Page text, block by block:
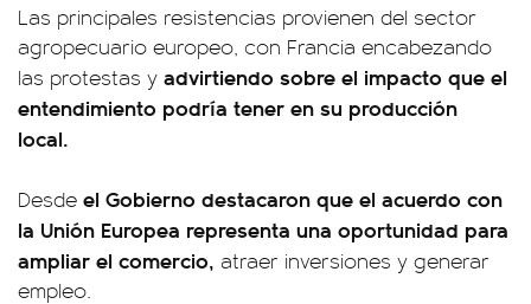
Las principales resistencias provienen del sector
agropecuario europeo, con Francia encabezando
las protestas y advirtiendo sobre el impacto que el
entendimiento podría tener en su producción
local.
Desde el Gobierno destacaron que el acuerdo con
la Unión Europea representa una oportunidad para
ampliar el comercio, atraer inversiones y generar
empleo.